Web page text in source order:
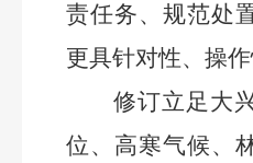
责任务、规范处
更具针对性、操作
修订立足大
位、高寒气候、